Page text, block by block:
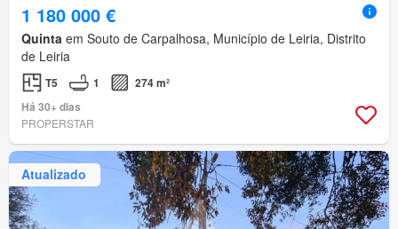
1 180 000 €
Quinta em Souto de Carpalhosa, Município de Leiria, Distrito
de Leiria
T5 1
274 m²
Há 30+ dias
PROPERSTAR
Atualizado